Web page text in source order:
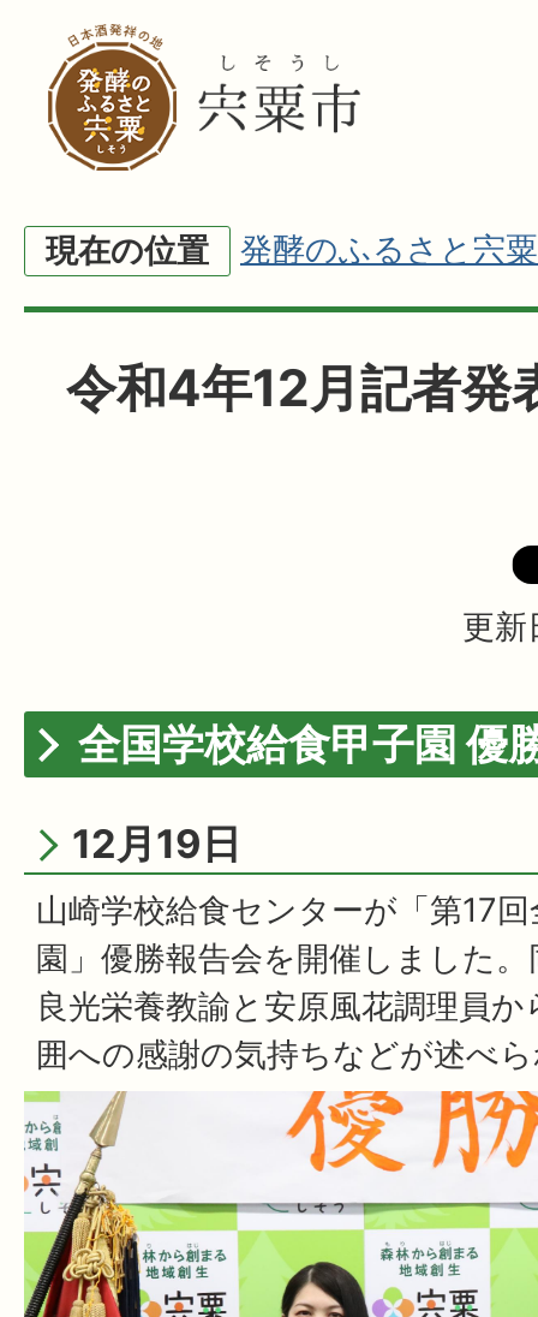
現在の位置 発酵のふるさと宍粟
令和4年12月記者発
更新
全国学校給食甲子園 優
12月19日
山崎学校給食センターが「第17
園」優勝報告会を開催しました
良光栄養教諭と安原風花調理員
囲への感謝の気持ちなどが述べ